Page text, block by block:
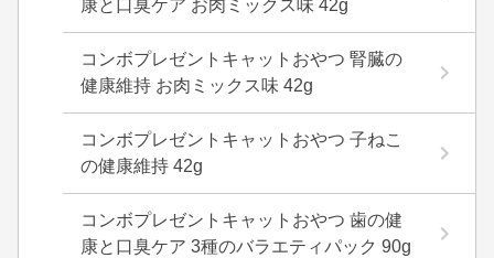
康と口臭ケア お肉ミックス味 42g
コンボプレゼントキャットおやつ 腎臓の
健康維持 お肉ミックス味 42g
コンボプレゼントキャットおやつ 子ねこ
の健康維持 42g
コンボプレゼントキャットおやつ 歯の健
康と口臭ケア 3種のバラエティパック 90g